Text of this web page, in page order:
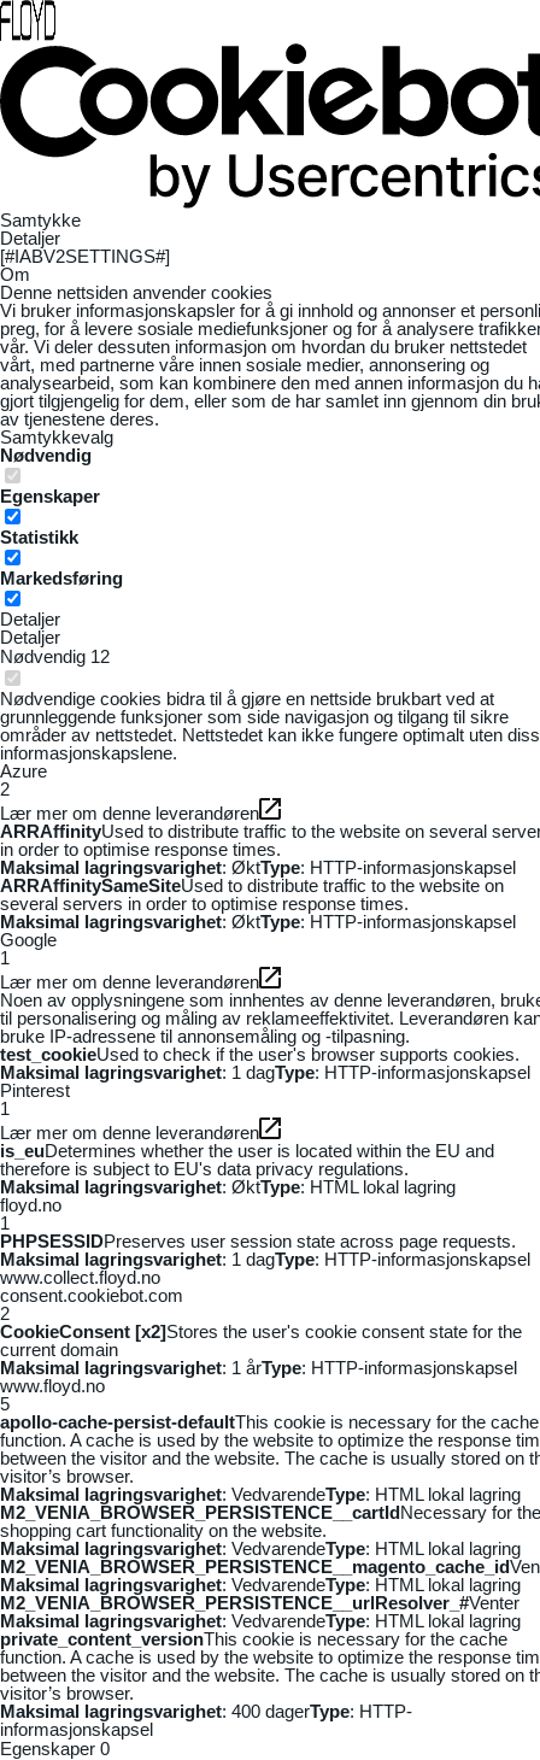
Samtykke
Detaljer
[#IABV2SETTINGS#]
Om
Denne nettsiden anvender cookies
Vi bruker informasjonskapsler for å gi innhold og annonser et
preg, for å levere sosiale mediefunksjoner og for å analysere
vår. Vi deler dessuten informasjon om hvordan du bruker nettstedet
vårt, med partnerne våre innen sosiale medier, annonsering og
analysearbeid, som kan kombinere den med annen informasjon du
gjort tilgjengelig for dem, eller som de har samlet inn gjennom din
av tjenestene deres.
Samtykkevalg
Nødvendig
Egenskaper
Statistikk
Markedsføring
Detaljer
Detaljer
Nødvendig 12
Nødvendige cookies bidra til å gjøre en nettside brukbart ved at
grunnleggende funksjoner som side navigasjon og tilgang til sikre
områder av nettstedet. Nettstedet kan ikke fungere optimalt uten
informasjonskapslene.
Azure
2
Lær mer om denne leverandøren
ARRAffinityUsed to distribute traffic to the website on several
in order to optimise response times.
Maksimal lagringsvarighet: ØktType: HTTP-informasjonskapsel
ARRAffinitySameSiteUsed to distribute traffic to the website on
several servers in order to optimise response times.
Maksimal lagringsvarighet: ØktType: HTTP-informasjonskapsel
Google
1
Lær mer om denne leverandøren
Noen av opplysningene som innhentes av denne leverandøren,
til personalisering og måling av reklameeffektivitet. Leverandøren
bruke IP-adressene til annonsemåling og -tilpasning.
test_cookieUsed to check if the user's browser supports cookies.
Maksimal lagringsvarighet: 1 dagType: HTTP-informasjonskapsel
Pinterest
1
Lær mer om denne leverandøren
is_euDetermines whether the user is located within the EU and
therefore is subject to EU's data privacy regulations.
Maksimal lagringsvarighet: ØktType: HTML lokal lagring
floyd.no
1
PHPSESSIDPreserves user session state across page requests.
Maksimal lagringsvarighet: 1 dagType: HTTP-informasjonskapsel
www.collect.floyd.no
consent.cookiebot.com
2
CookieConsent [x2]Stores the user's cookie consent state for the
current domain
Maksimal lagringsvarighet: 1 årType: HTTP-informasjonskapsel
www.floyd.no
5
apollo-cache-persist-defaultThis cookie is necessary for the cache
function. A cache is used by the website to optimize the response
between the visitor and the website. The cache is usually stored on
visitor’s browser.
Maksimal lagringsvarighet: VedvarendeType: HTML lokal lagring
M2_VENIA_BROWSER_PERSISTENCE__cartIdNecessary for the
shopping cart functionality on the website.
Maksimal lagringsvarighet: VedvarendeType: HTML lokal lagring
M2_VENIA_BROWSER_PERSISTENCE__magento_cache_id
Maksimal lagringsvarighet: VedvarendeType: HTML lokal lagring
M2_VENIA_BROWSER_PERSISTENCE__urlResolver_#Venter
Maksimal lagringsvarighet: VedvarendeType: HTML lokal lagring
private_content_versionThis cookie is necessary for the cache
function. A cache is used by the website to optimize the response
between the visitor and the website. The cache is usually stored on
visitor’s browser.
Maksimal lagringsvarighet: 400 dagerType: HTTP-
informasjonskapsel
Egenskaper 0